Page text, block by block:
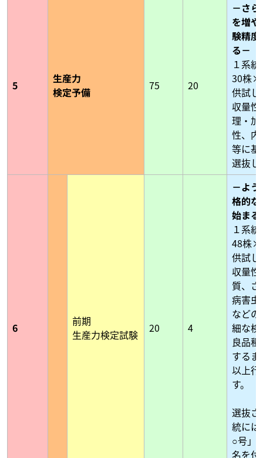
5
生産力
検定予備
75 20
－さ
を増
験精度
る－
１系
30株
供試し
収量性
理・加
性、内
等に基
選抜し
6
前期
生産力検定試験
20 4
－よ
格的な
始まる
１系
48株
供試し
収量性
質、
病害虫
など
細な検
良品
する
以上行
す。
選抜さ
統には
○号」
名を付